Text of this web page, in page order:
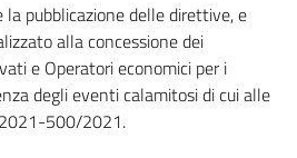
pubblicazione delle direttive, e
alla concessione dei
e Operatori economici per i
degli eventi calamitosi di cui alle
500/2021.